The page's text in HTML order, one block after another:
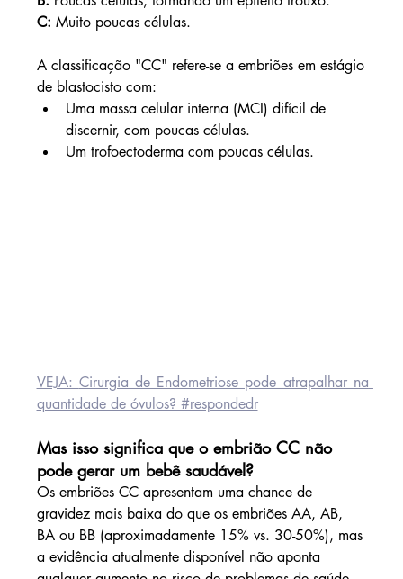
C: Muito poucas células.
A classificação "CC" refere-se a embriões em estágio
de blastocisto com:
Uma massa celular interna (MCI) difícil de
discernir, com poucas células.
Um trofoectoderma com poucas células.
VEJA: Cirurgia de Endometriose pode atrapalhar na
quantidade de óvulos? #respondedr
Mas isso significa que o embrião CC não
pode gerar um bebê saudável?
Os embriões CC apresentam uma chance de
gravidez mais baixa do que os embriões AA, AB,
BA ou BB (aproximadamente 15% vs. 30-50%), mas
a evidência atualmente disponível não aponta